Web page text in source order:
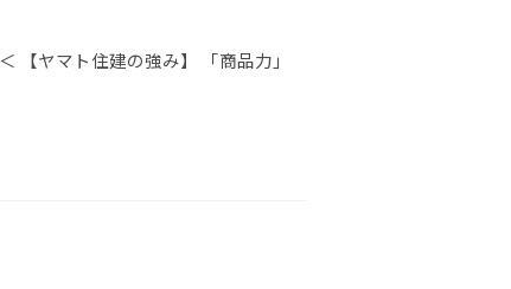
ヤマト住建の強み】 「商品力」